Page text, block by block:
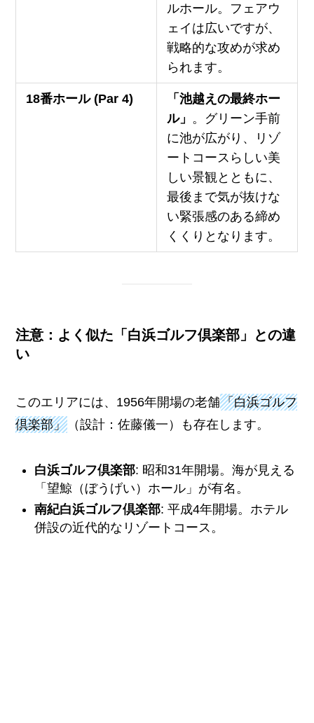
ルホール。フェアウ
ェイは広いですが、
戦略的な攻めが求め
られます。
18番ホール (Par 4)
「池越えの最終ホー
ル」 。グリーン手前
に池が広がり、リゾ
ートコースらしい美
しい景観とともに、
最後まで気が抜けな
い緊張感のある締め
くくりとなります。
注意：よく似た「白浜ゴルフ倶楽部」との違
い
このエリアには、1956年開場の老舗「白浜ゴルフ
倶楽部」 （設計：佐藤儀一）も存在します。
白浜ゴルフ倶楽部: 昭和31年開場。海が見える
「望鯨（ぼうげい）ホール」が有名。
南紀白浜ゴルフ倶楽部: 平成4年開場。ホテル
併設の近代的なリゾートコース。